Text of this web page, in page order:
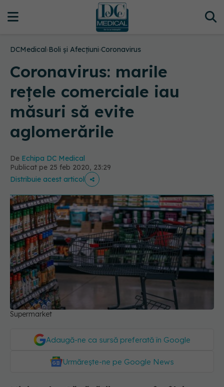
DCMedical›Boli și Afecțiuni›Coronavirus
Coronavirus: marile
rețele comerciale iau
măsuri să evite
aglomerările
De Echipa DC Medical
Publicat pe 25 feb 2020, 23:29
Distribuie acest articol
Supermarket
Adaugă-ne ca sursă preferată în Google
Urmărește-ne pe Google News